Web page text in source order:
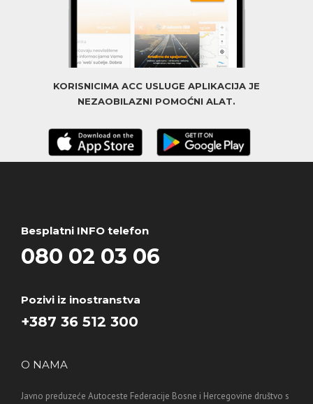
KORISNICIMA ACC USLUGE APLIKACIJA JE
NEZAOBILAZNI POMOĆNI ALAT.
Besplatni INFO telefon
080 02 03 06
Pozivi iz inostranstva
+387 36 512 300
O NAMA
Javno preduzeće Autoceste Federacije Bosne i Hercegovine društvo s